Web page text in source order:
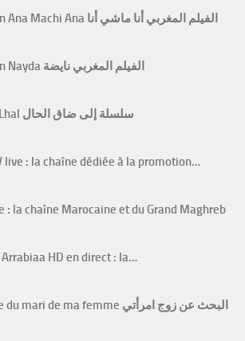
Film marocain Ana Machi Ana الفيلم المغربي أنا ماشي أنا
Film marocain Nayda الفيلم المغربي نايضة
Série Ila Da9 Lhal سلسلة إلى ضاق الحال
live : la chaîne dédiée à la promotion…
: la chaîne Marocaine et du Grand Maghreb
HD en direct : la…
A la recherche du mari de ma femme البحث عن زوج امرأتي